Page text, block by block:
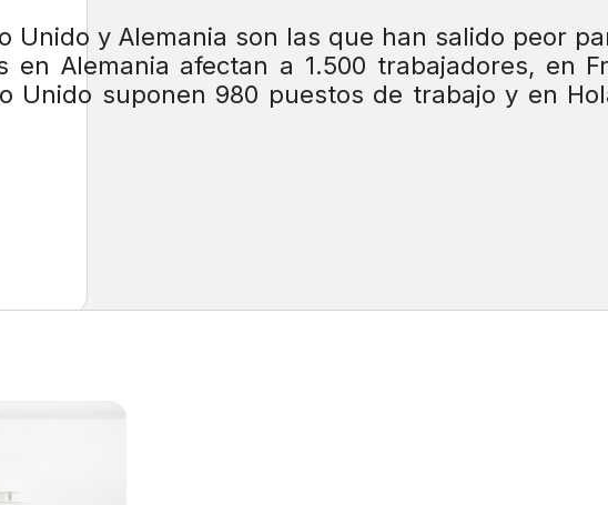
Unido y Alemania son las que han salido peor
Alemania afectan a 1.500 trabajadores, en
Unido suponen 980 puestos de trabajo y en